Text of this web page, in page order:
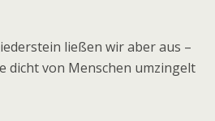
ließen wir aber aus –
dicht von Menschen umzingelt